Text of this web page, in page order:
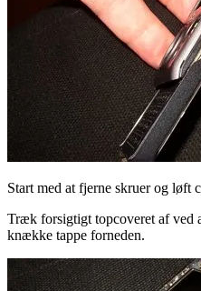
Start med at fjerne skruer og løft
Træk forsigtigt topcoveret af ved
knække tappe forneden.